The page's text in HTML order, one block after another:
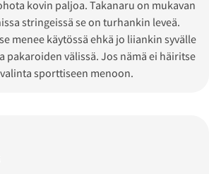
kovin paljoa. Takanaru on mukavan
stringeissä se on turhankin leveä.
menee käytössä ehkä jo liiankin syvälle
pakaroiden välissä. Jos nämä ei häiritse
sporttiseen menoon.